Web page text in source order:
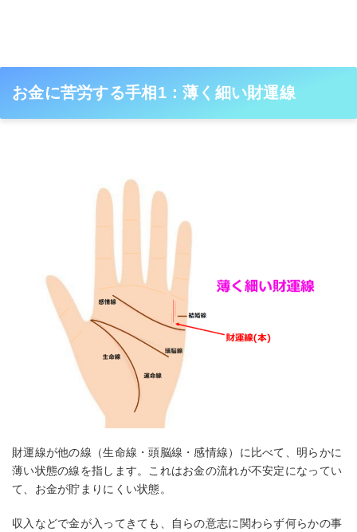
お金に苦労する手相1：薄く細い財運線
財運線が他の線（生命線・頭脳線・感情線）に比べて、明らかに
薄い状態の線を指します。これはお金の流れが不安定になってい
て、お金が貯まりにくい状態。
収入などで金が入ってきても、自らの意志に関わらず何らかの事